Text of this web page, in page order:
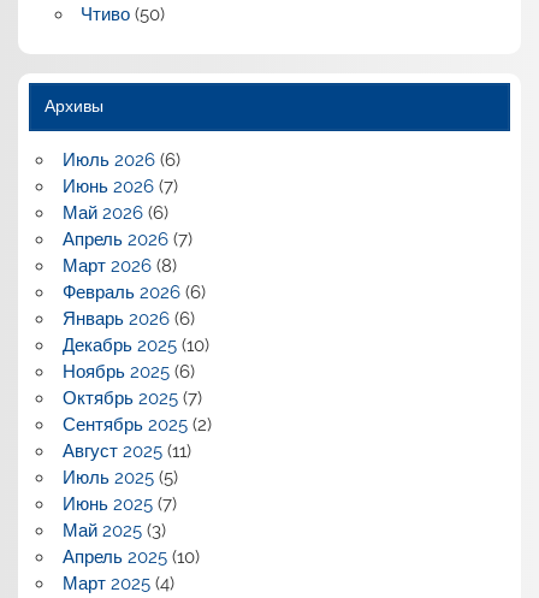
Чтиво(50)
Архивы
Июль 2026(6)
Июнь 2026(7)
Май 2026(6)
Апрель 2026(7)
Март 2026(8)
Февраль 2026(6)
Январь 2026(6)
Декабрь 2025(10)
Ноябрь 2025(6)
Октябрь 2025(7)
Сентябрь 2025(2)
Август 2025(11)
Июль 2025(5)
Июнь 2025(7)
Май 2025(3)
Апрель 2025(10)
Март 2025(4)